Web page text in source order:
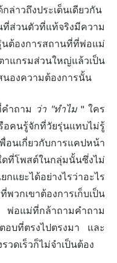
ล่าวถึงประเด็นเดียวกัน
ส่วนตัวที่แท้จริงมีความ
ต้องการสถานที่ที่พ่อแม่
แกรมส่วนใหญ่แล้วเป็น
องความต้องการนั้น
ำถาม ว่า "ทำไม " ใคร
นรู้จักที่วัยรุ่นแทบไม่รู้
อนเกี่ยวกับการแคปหน้า
ที่โพสต์ในกลุ่มนั้นซึ่งไม่
ยะได้อย่างไรว่าอะไร
วกเขาต้องการเก็บเป็น
อแม่ที่กล้าถามคำถาม
อบที่ตรงไปตรงมา และ
วดเร็วก็ไม่จำเป็นต้อง